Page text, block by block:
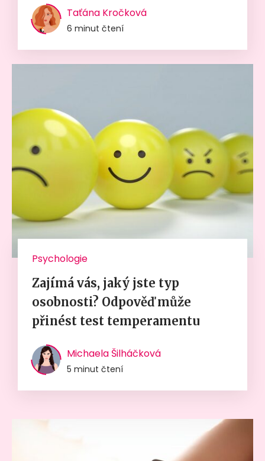
Taťána Kročková
6 minut čtení
Psychologie
Zajímá vás, jaký jste typ
osobnosti? Odpověď může
přinést test temperamentu
Michaela Šilháčková
5 minut čtení